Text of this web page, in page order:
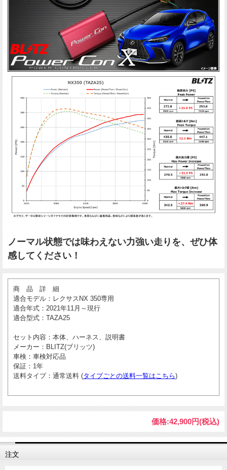
ノーマル状態では味わえない力強い走りを、ぜひ体
感してください！
商 品 詳 細
適合モデル ：レクサスNX 350専用
適合年式 ：2021年11月～現行
適合型式 ：TAZA25
セット内容 ：本体、ハーネス、説明書
メーカー ：BLITZ(ブリッツ)
車検 ：車検対応品
保証 ：1年
送料タイプ：通常送料 (タイプごとの送料一覧はこちら)
価格:42,900円(税込)
注文